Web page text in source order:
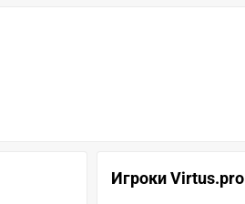
Игроки Virtus.pro